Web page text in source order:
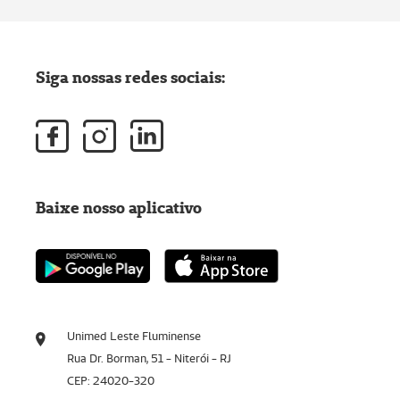
Unimed Leste Fluminense
Rua Dr. Borman, 51 - Niterói - RJ
CEP: 24020-320
Siga nossas redes sociais:
Baixe nosso aplicativo